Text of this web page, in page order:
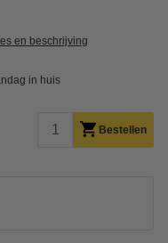
en beschrijving
in huis
Bestellen